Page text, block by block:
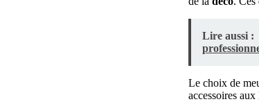
Lire aussi :
Le choix de
accessoires